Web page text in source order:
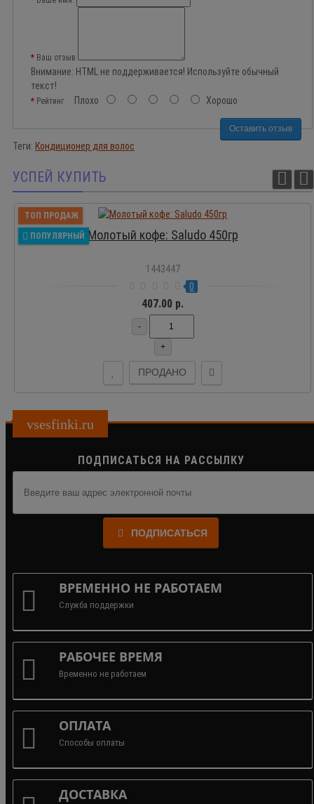
Ваш отзыв
Внимание: HTML не поддерживается! Используйте обычный
текст!
Рейтинг Плохо Хорошо
Оставить отзыв
Теги: Кондиционер для волос
УСПЕЙ КУПИТЬ
ТОП ПРОДАЖ
ПОПУЛЯРНЫЙ Молотый кофе: Saludo 450гр
1443447
0
407.00 р.
-
+
ПРОДАНО
vsesfinki.ru
ПОДПИСАТЬСЯ НА РАССЫЛКУ
ПОДПИСАТЬСЯ
ВРЕМЕННО НЕ РАБОТАЕМ
Служба поддержки
РАБОЧЕЕ ВРЕМЯ
Временно не работаем
ОПЛАТА
Способы оплаты
ДОСТАВКА